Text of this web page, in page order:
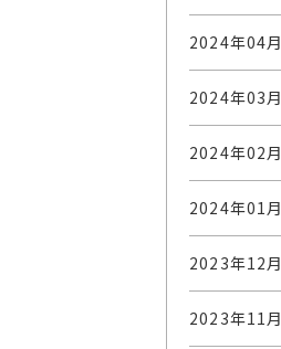
2024年04月
2024年03月
2024年02月
2024年01月
2023年12月
2023年11月